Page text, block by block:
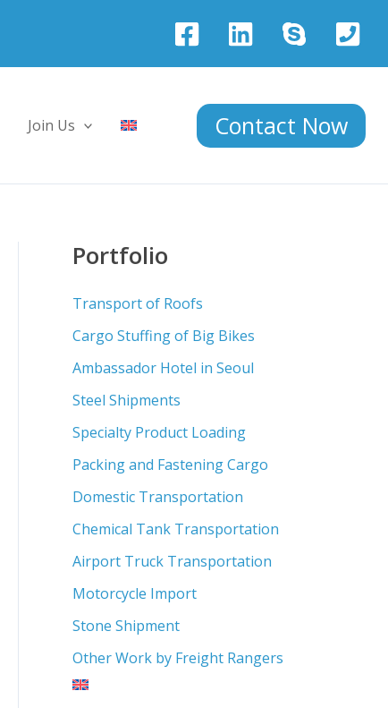
Join Us Contact Now
Portfolio
Transport of Roofs
Cargo Stuffing of Big Bikes
Ambassador Hotel in Seoul
Steel Shipments
Specialty Product Loading
Packing and Fastening Cargo
Domestic Transportation
Chemical Tank Transportation
Airport Truck Transportation
Motorcycle Import
Stone Shipment
Other Work by Freight Rangers